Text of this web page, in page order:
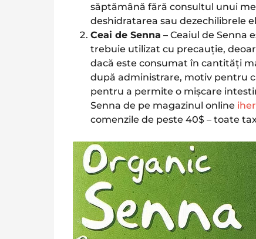
săptămână fără consultul unui
deshidratarea sau dezechilibrele
Ceai de Senna – Ceaiul de Senna
trebuie utilizat cu precauție,
dacă este consumat în cantități
după administrare, motiv pentru
pentru a permite o mișcare
Senna de pe magazinul online
comenzile de peste 40$ – toate